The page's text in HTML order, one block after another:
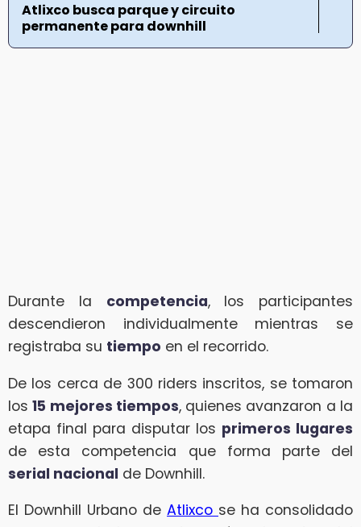
Atlixco busca parque y circuito
permanente para downhill
Durante la competencia, los participantes
descendieron individualmente mientras se
registraba su tiempo en el recorrido.
De los cerca de 300 riders inscritos, se tomaron
los15 mejores tiempos, quienes avanzaron a la
etapa final para disputar los primeros lugares
de esta competencia que forma parte del
serial nacional de Downhill.
El Downhill Urbano de Atlixco se ha consolidado